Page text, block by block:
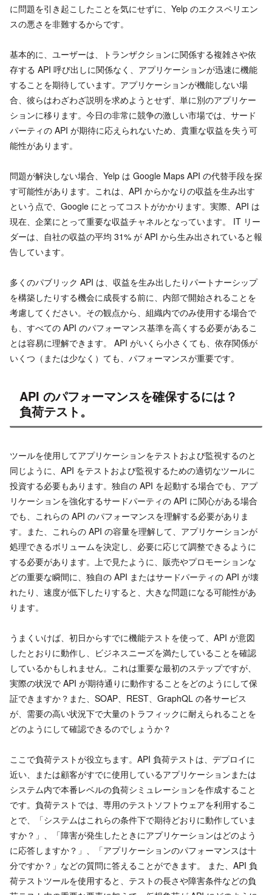
に問題を引き起こしたことを気にせずに、Yelp のエクスペリエン
スの悪さを非難するからです。
基本的に、ユーザーは、トランザクションに関係する複雑さや依
存する API 呼び出しに関係なく、アプリケーションが迅速に機能
することを期待しています。アプリケーションが機能しない場
合、彼らはわざわざ説明を求めようとせず、単に別のアプリケー
ションに移ります。今日の非常に競争の激しい市場では、サード
パーティの API が期待に応えられないため、貴重な収益を失う可
能性があります。
問題が解決しない場合、Yelp は Google Maps API の代替手段を探
す可能性があります。これは、API からかなりの収益を生み出す
という点で、Google にとってコストがかかります。実際、API は
現在、企業にとって重要な収益チャネルとなっています。 IT リー
ダーは、自社の収益の平均 31% が API から生み出されていると報
告しています。
多くのパブリック API は、収益を生み出したりパートナーシップ
を構築したりする機会に成長する前に、内部で開始されることを
考慮してください。その観点から、組織内でのみ使用する場合で
も、すべての API のパフォーマンス基準を高くする必要があるこ
とは容易に理解できます。 API がいくら小さくても、依存関係が
いくつ（または少なく）ても、パフォーマンスが重要です。
API のパフォーマンスを確保するには？
負荷テスト。
ツールを使用してアプリケーションをテストおよび監視するのと
同じように、API をテストおよび監視するための適切なツールに
投資する必要もあります。独自の API を起動する場合でも、アプ
リケーションを強化するサードパーティの API に関心がある場合
でも、これらの API のパフォーマンスを理解する必要がありま
す。また、これらの API の容量を理解して、アプリケーションが
処理できるボリュームを決定し、必要に応じて調整できるように
する必要があります。上で見たように、販売やプロモーションな
どの重要な瞬間に、独自の API またはサードパーティの API が壊
れたり、速度が低下したりすると、大きな問題になる可能性があ
ります。
うまくいけば、初日からすでに機能テストを使って、API が意図
したとおりに動作し、ビジネスニーズを満たしていることを確認
しているかもしれません。これは重要な最初のステップですが、
実際の状況で API が期待通りに動作することをどのようにして保
証できますか？また、SOAP、REST、GraphQL の各サービス
が、需要の高い状況下で大量のトラフィックに耐えられることを
どのようにして確認できるのでしょうか？
ここで負荷テストが役立ちます。API 負荷テストは、デプロイに
近い、または顧客がすでに使用しているアプリケーションまたは
システム内で本番レベルの負荷シミュレーションを作成すること
です。負荷テストでは、専用のテストソフトウェアを利用するこ
とで、「システムはこれらの条件下で期待どおりに動作していま
すか？」、「障害が発生したときにアプリケーションはどのよう
に応答しますか？」、「アプリケーションのパフォーマンスは十
分ですか？」などの質問に答えることができます。 また、API 負
荷テストツールを使用すると、テストの長さや障害条件などの負